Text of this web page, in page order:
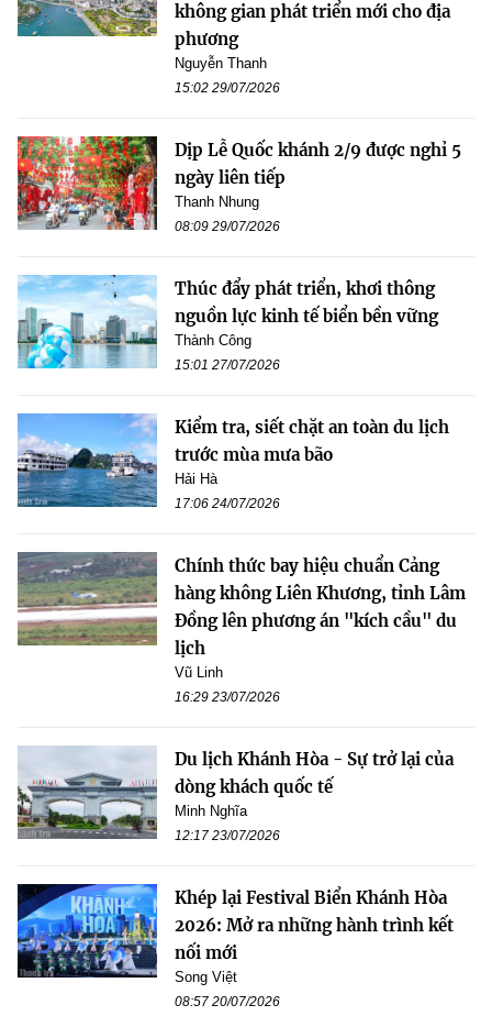
không gian phát triển mới cho địa
phương
Nguyễn Thanh
15:02 29/07/2026
Dịp Lễ Quốc khánh 2/9 được nghỉ 5
ngày liên tiếp
Thanh Nhung
08:09 29/07/2026
Thúc đẩy phát triển, khơi thông
nguồn lực kinh tế biển bền vững
Thành Công
15:01 27/07/2026
Kiểm tra, siết chặt an toàn du lịch
trước mùa mưa bão
Hải Hà
17:06 24/07/2026
Chính thức bay hiệu chuẩn Cảng
hàng không Liên Khương, tỉnh Lâm
Đồng lên phương án "kích cầu" du
lịch
Vũ Linh
16:29 23/07/2026
Du lịch Khánh Hòa - Sự trở lại của
dòng khách quốc tế
Minh Nghĩa
12:17 23/07/2026
Khép lại Festival Biển Khánh Hòa
2026: Mở ra những hành trình kết
nối mới
Song Việt
08:57 20/07/2026